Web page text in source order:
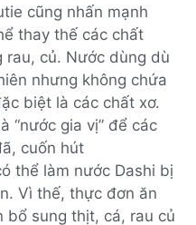
cũng nhấn mạnh
thay thế các chất
rau, củ. Nước dùng dù
nhưng không chứa
biệt là các chất xơ.
“nước gia vị” để các
cuốn hút
thể làm nước Dashi bị
Vì thế, thực đơn ăn
bổ sung thịt, cá, rau củ